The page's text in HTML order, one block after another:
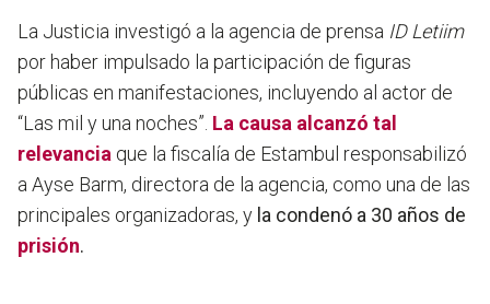
La Justicia investigó a la agencia de prensa ID Letiim
por haber impulsado la participación de figuras
públicas en manifestaciones, incluyendo al actor de
“Las mil y una noches”. La causa alcanzó tal
relevancia que la fiscalía de Estambul responsabilizó
a Ayse Barm, directora de la agencia, como una de las
principales organizadoras, y la condenó a 30 años de
prisión.